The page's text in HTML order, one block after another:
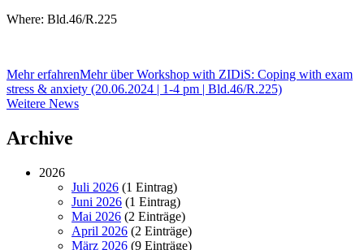
Where: Bld.46/R.225
Mehr erfahrenMehr über Workshop with ZIDiS: Coping with exam
stress & anxiety (20.06.2024 | 1-4 pm | Bld.46/R.225)
Weitere NewsWeitere
Archive
2026
Juli 2026 (1 Eintrag)
Juni 2026 (1 Eintrag)
Mai 2026 (2 Einträge)
April 2026 (2 Einträge)
März 2026 (9 Einträge)